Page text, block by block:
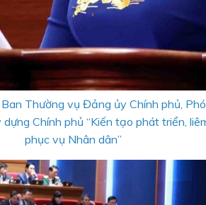
Thường vụ Đảng ủy Chính phủ,
Chính phủ “Kiến tạo phát triển,
phục vụ Nhân dân”